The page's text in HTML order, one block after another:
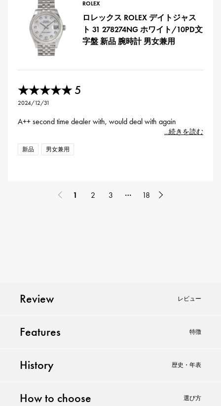
ROLEX
ロレックス ROLEX デイトジャス
ト 31 278274NG ホワイト/10PD文
字盤 新品 腕時計 男女兼用
★★★★★5
2024/12/31
A++ second time dealer with, would deal with again
...続きを読む
新品 男女兼用
1 2 3 … 18
Review レビュー
Features 特徴
History 歴史・年表
How to choose 選び方